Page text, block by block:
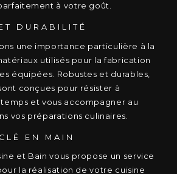
à votre goût.
DURABILITÉ
une importance particulière à la
utilisés pour la fabrication
équipées. Robustes et durables,
conçues pour résister à
et vous accompagner au
vos préparations culinaires.
EN MAIN
et Bain vous propose un service
la réalisation de votre cuisine